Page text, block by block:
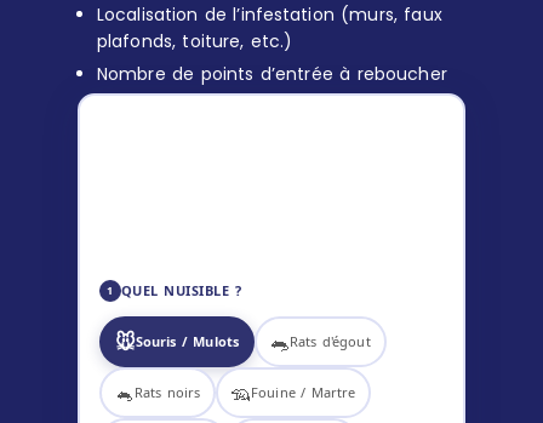
Localisation de l’infestation (murs, faux
plafonds, toiture, etc.)
Nombre de points d’entrée à reboucher
1 QUEL NUISIBLE ?
🐭Souris / Mulots 🐀Rats d'égout
🐁 Rats noirs 🦡Fouine / Martre